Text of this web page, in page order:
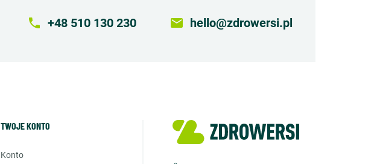
local_phone +48 510 130 230 email hello@zdrowersi.pl
TWOJE KONTO
konto